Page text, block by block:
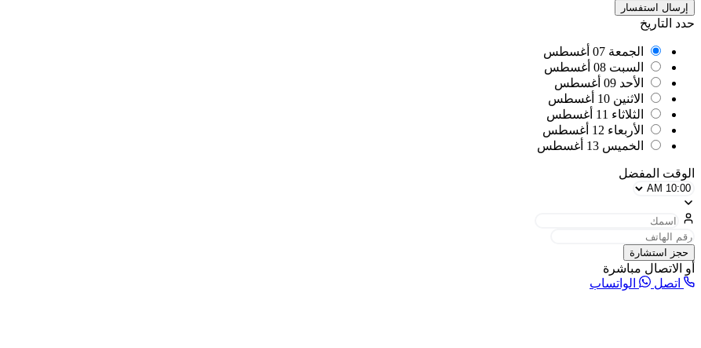
إرسال استفسار
حدد التاريخ
الجمعة 07 أغسطس
السبت 08 أغسطس
الأحد 09 أغسطس
الاثنين 10 أغسطس
الثلاثاء 11 أغسطس
الأربعاء 12 أغسطس
الخميس 13 أغسطس
الوقت المفضل
حجز استشارة
أو الاتصال مباشرة
اتصل
الواتساب